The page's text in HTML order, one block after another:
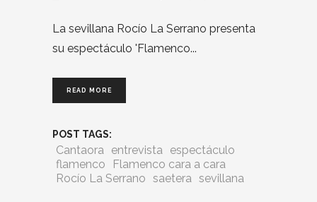
La sevillana Rocío La Serrano presenta
su espectáculo 'Flamenco
READ MORE
POST TAGS:
Cantaora entrevista espectáculo
flamenco
Flamenco cara a cara
Rocío La Serrano saetera sevillana